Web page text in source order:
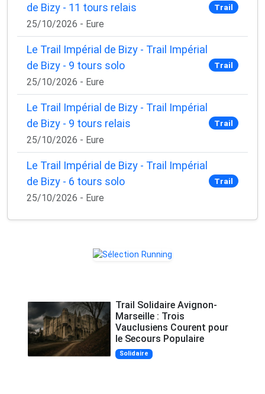
de Bizy - 11 tours relais
25/10/2026 - Eure
Trail
Le Trail Impérial de Bizy - Trail Impérial
de Bizy - 9 tours solo
25/10/2026 - Eure
Trail
Le Trail Impérial de Bizy - Trail Impérial
de Bizy - 9 tours relais
25/10/2026 - Eure
Trail
Le Trail Impérial de Bizy - Trail Impérial
de Bizy - 6 tours solo
25/10/2026 - Eure
Trail
Trail Solidaire Avignon-
Marseille : Trois
Vauclusiens Courent pour
le Secours Populaire
Solidaire